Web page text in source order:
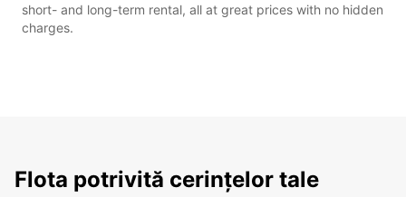
short- and long-term rental, all at great prices with no hidden
charges.
Flota potrivită cerințelor tale